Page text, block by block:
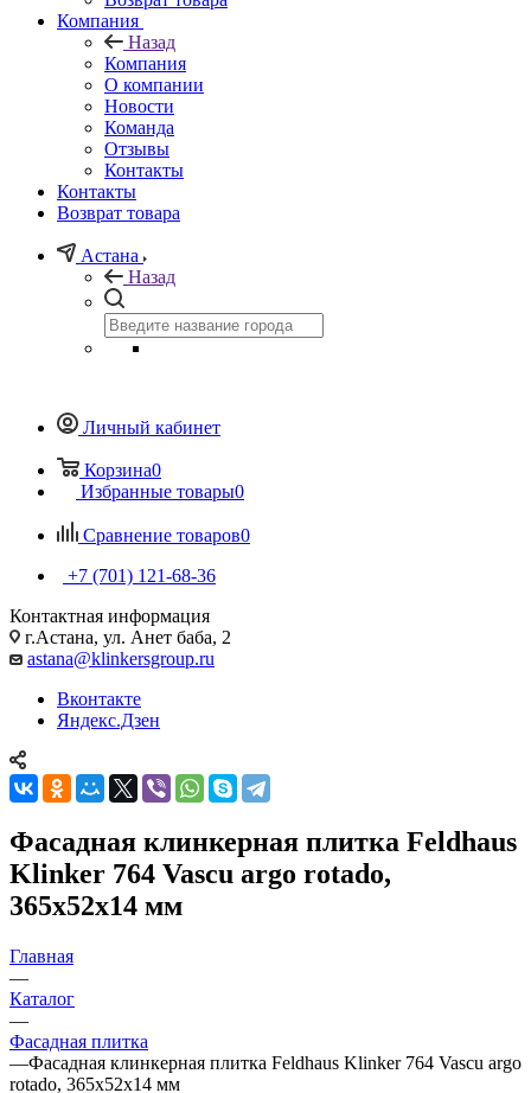
Компания
Назад
Компания
О компании
Новости
Команда
Отзывы
Контакты
Контакты
Возврат товара
Астана
Назад
Личный кабинет
Корзина0
Избранные товары0
Сравнение товаров0
+7 (701) 121-68-36
Контактная информация
г.Астана, ул. Анет баба, 2
astana@klinkersgroup.ru
Вконтакте
Яндекс.Дзен
Фасадная клинкерная плитка Feldhaus
Klinker 764 Vascu argo rotado,
365х52х14 мм
Главная
—
Каталог
—
Фасадная плитка
—Фасадная клинкерная плитка Feldhaus Klinker 764 Vascu argo
rotado, 365х52х14 мм